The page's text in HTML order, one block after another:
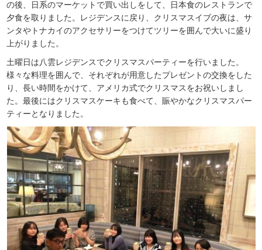
の後、日系のマーケットで買い出しをして、日本食のレストランで
夕食を取りました。レジデンスに戻り、クリスマスイブの夜は、サ
ンタやトナカイのアクセサリーをつけてツリーを囲んで大いに盛り
上がりました。
土曜日は八雲レジデンスでクリスマスパーティーを行いました。
様々な料理を囲んで、それぞれが用意したプレゼントの交換をした
り、長い時間をかけて、アメリカ式でクリスマスをお祝いしまし
た。最後にはクリスマスケーキも食べて、賑やかなクリスマスパー
ティーとなりました。